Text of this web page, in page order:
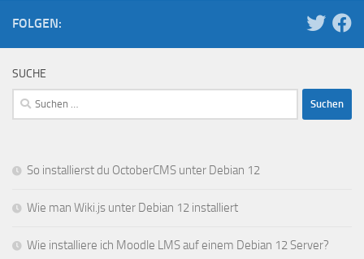
FOLGEN:
SUCHE
Suchen
nach:
So installierst du OctoberCMS unter Debian 12
Wie man Wiki.js unter Debian 12 installiert
Wie installiere ich Moodle LMS auf einem Debian 12 Server?